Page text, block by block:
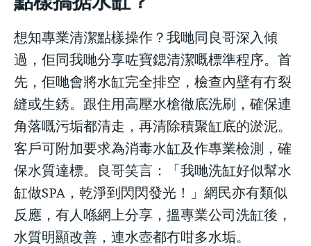
想知專業清潔點樣操作？我哋同良哥深入傾
過，佢同我哋分享咗寶鍶清潔嘅標準程序。首
先，佢哋會將水缸完全排空，檢查內壁有冇裂
縫或生銹。跟住用高壓水槍徹底洗刷，確保連
角落嘅污垢都清走，再清除積聚缸底的淤泥。
客戶可附加要求為消毒水缸及作專業檢測，確
保水質達標。良哥笑言：「我哋洗缸好似幫水
缸做SPA，乾淨到閃閃發光！」網民亦有類似
反應，有人喺網上分享，搵專業公司洗缸後，
水質明顯改善，連水壺都冇咁多水垢。